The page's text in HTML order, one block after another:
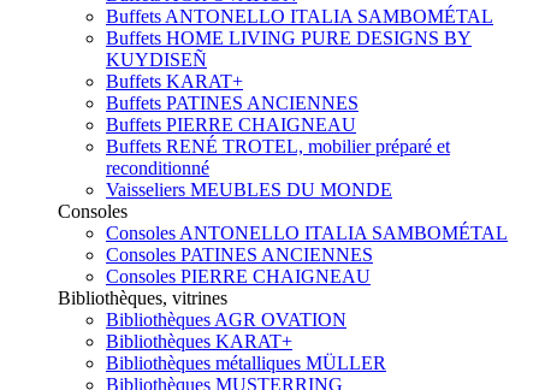
Buffets ANTONELLO ITALIA SAMBOMÉTAL
Buffets HOME LIVING PURE DESIGNS BY
KUYDISEÑ
Buffets KARAT+
Buffets PATINES ANCIENNES
Buffets PIERRE CHAIGNEAU
Buffets RENÉ TROTEL, mobilier préparé et
reconditionné
Vaisseliers MEUBLES DU MONDE
Consoles
Consoles ANTONELLO ITALIA SAMBOMÉTAL
Consoles PATINES ANCIENNES
Consoles PIERRE CHAIGNEAU
Bibliothèques, vitrines
Bibliothèques AGR OVATION
Bibliothèques KARAT+
Bibliothèques métalliques MÜLLER
Bibliothèques MUSTERRING